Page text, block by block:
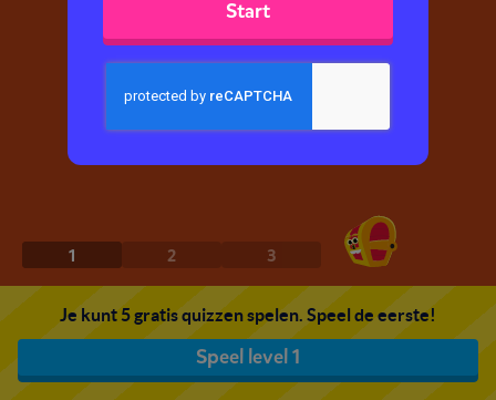
1 2 3
Je kunt 5 gratis quizzen spelen. Speel de eerste!
Speel level 1
Start